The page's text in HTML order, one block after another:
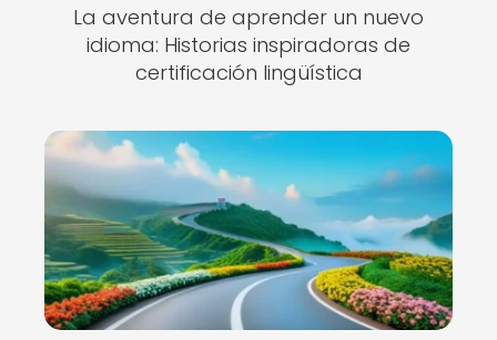
La aventura de aprender un nuevo
idioma: Historias inspiradoras de
certificación lingüística